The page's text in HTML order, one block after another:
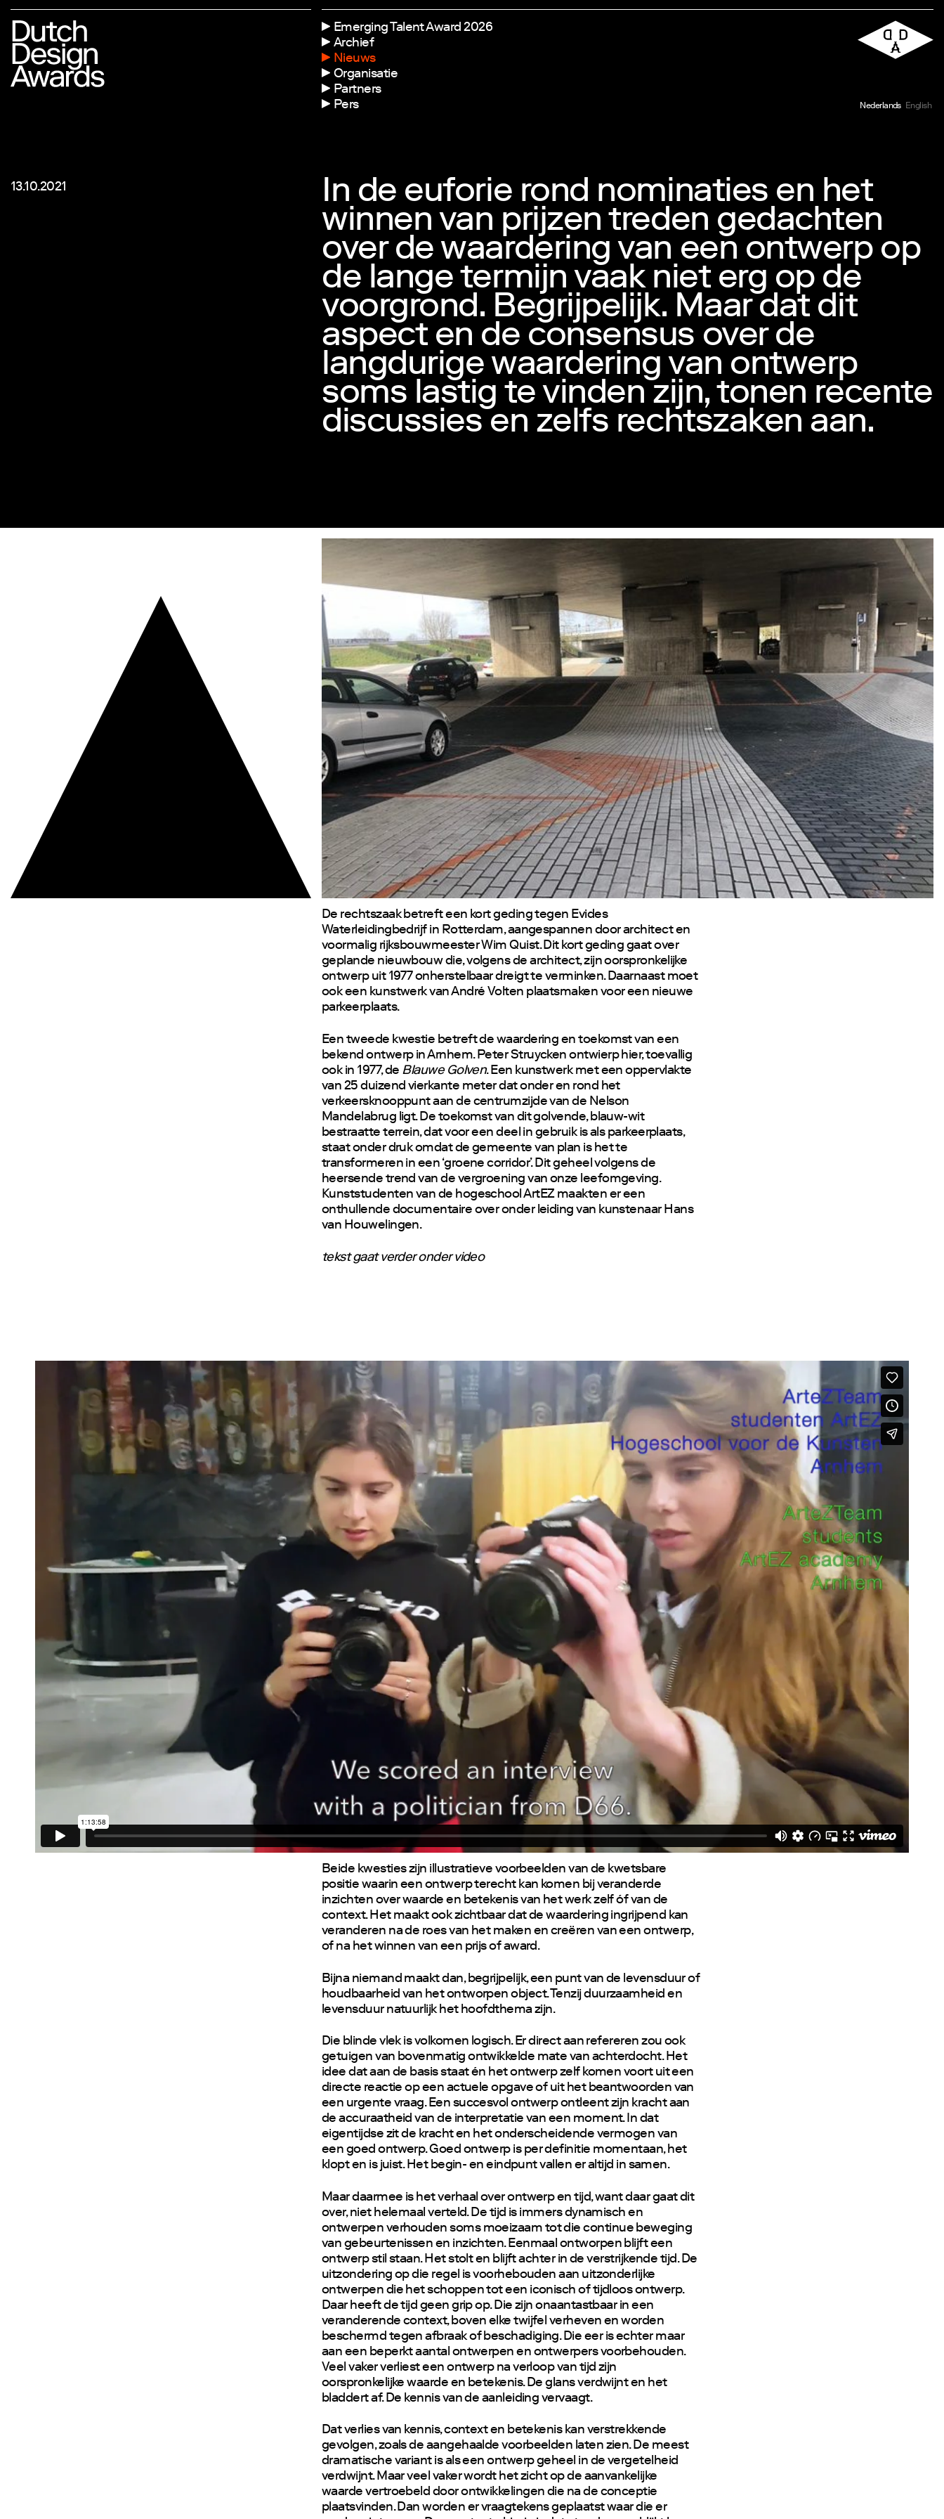
Emerging Talent Award 2026
Archief
Nieuws
Organisatie
Partners
Pers
Nederlands English
13.10.2021
In de euforie rond nominaties en het
winnen van prijzen treden gedachten
over de waardering van een ontwerp op
de lange termijn vaak niet erg op de
voorgrond. Begrijpelijk. Maar dat dit
aspect en de consensus over de
langdurige waardering van ontwerp
soms lastig te vinden zijn, tonen recente
discussies en zelfs rechtszaken aan.
De rechtszaak betreft een kort geding tegen Evides
Waterleidingbedrijf in Rotterdam, aangespannen door architect en
voormalig rijksbouwmeester Wim Quist. Dit kort geding gaat over
geplande nieuwbouw die, volgens de architect, zijn oorspronkelijke
ontwerp uit 1977 onherstelbaar dreigt te verminken. Daarnaast moet
ook een kunstwerk van André Volten plaatsmaken voor een nieuwe
parkeerplaats.
Een tweede kwestie betreft de waardering en toekomst van een
bekend ontwerp in Arnhem. Peter Struycken ontwierp hier, toevallig
ook in 1977, de Blauwe Golven. Een kunstwerk met een oppervlakte
van 25 duizend vierkante meter dat onder en rond het
verkeersknooppunt aan de centrumzijde van de Nelson
Mandelabrug ligt. De toekomst van dit golvende, blauw-wit
bestraatte terrein, dat voor een deel in gebruik is als parkeerplaats,
staat onder druk omdat de gemeente van plan is het te
transformeren in een ‘groene corridor’. Dit geheel volgens de
heersende trend van de vergroening van onze leefomgeving.
Kunststudenten van de hogeschool ArtEZ maakten er een
onthullende documentaire over onder leiding van kunstenaar Hans
van Houwelingen.
tekst gaat verder onder video
Beide kwesties zijn illustratieve voorbeelden van de kwetsbare
positie waarin een ontwerp terecht kan komen bij veranderde
inzichten over waarde en betekenis van het werk zelf óf van de
context. Het maakt ook zichtbaar dat de waardering ingrijpend kan
veranderen na de roes van het maken en creëren van een ontwerp,
of na het winnen van een prijs of award.
Bijna niemand maakt dan, begrijpelijk, een punt van de levensduur of
houdbaarheid van het ontworpen object. Tenzij duurzaamheid en
levensduur natuurlijk het hoofdthema zijn.
Die blinde vlek is volkomen logisch. Er direct aan refereren zou ook
getuigen van bovenmatig ontwikkelde mate van achterdocht. Het
idee dat aan de basis staat én het ontwerp zelf komen voort uit een
directe reactie op een actuele opgave of uit het beantwoorden van
een urgente vraag. Een succesvol ontwerp ontleent zijn kracht aan
de accuraatheid van de interpretatie van een moment. In dat
eigentijdse zit de kracht en het onderscheidende vermogen van
een goed ontwerp. Goed ontwerp is per definitie momentaan, het
klopt en is juist. Het begin- en eindpunt vallen er altijd in samen.
Maar daarmee is het verhaal over ontwerp en tijd, want daar gaat dit
over, niet helemaal verteld. De tijd is immers dynamisch en
ontwerpen verhouden soms moeizaam tot die continue beweging
van gebeurtenissen en inzichten. Eenmaal ontworpen blijft een
ontwerp stil staan. Het stolt en blijft achter in de verstrijkende tijd. De
uitzondering op die regel is voorhebouden aan uitzonderlijke
ontwerpen die het schoppen tot een iconisch of tijdloos ontwerp.
Daar heeft de tijd geen grip op. Die zijn onaantastbaar in een
veranderende context, boven elke twijfel verheven en worden
beschermd tegen afbraak of beschadiging. Die eer is echter maar
aan een beperkt aantal ontwerpen en ontwerpers voorbehouden.
Veel vaker verliest een ontwerp na verloop van tijd zijn
oorspronkelijke waarde en betekenis. De glans verdwijnt en het
bladdert af. De kennis van de aanleiding vervaagt.
Dat verlies van kennis, context en betekenis kan verstrekkende
gevolgen, zoals de aangehaalde voorbeelden laten zien. De meest
dramatische variant is als een ontwerp geheel in de vergetelheid
verdwijnt. Maar veel vaker wordt het zicht op de aanvankelijke
waarde vertroebeld door ontwikkelingen die na de conceptie
plaatsvinden. Dan worden er vraagtekens geplaatst waar die er